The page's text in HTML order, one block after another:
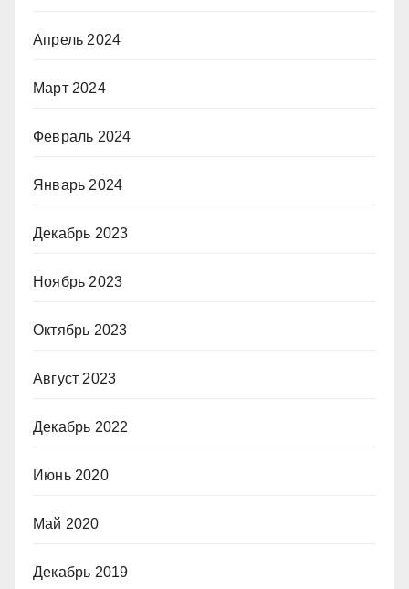
Апрель 2024
Март 2024
Февраль 2024
Январь 2024
Декабрь 2023
Ноябрь 2023
Октябрь 2023
Август 2023
Декабрь 2022
Июнь 2020
Май 2020
Декабрь 2019